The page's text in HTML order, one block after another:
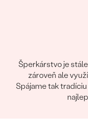
Šperkárstvo je
zároveň ale
Spájame tak